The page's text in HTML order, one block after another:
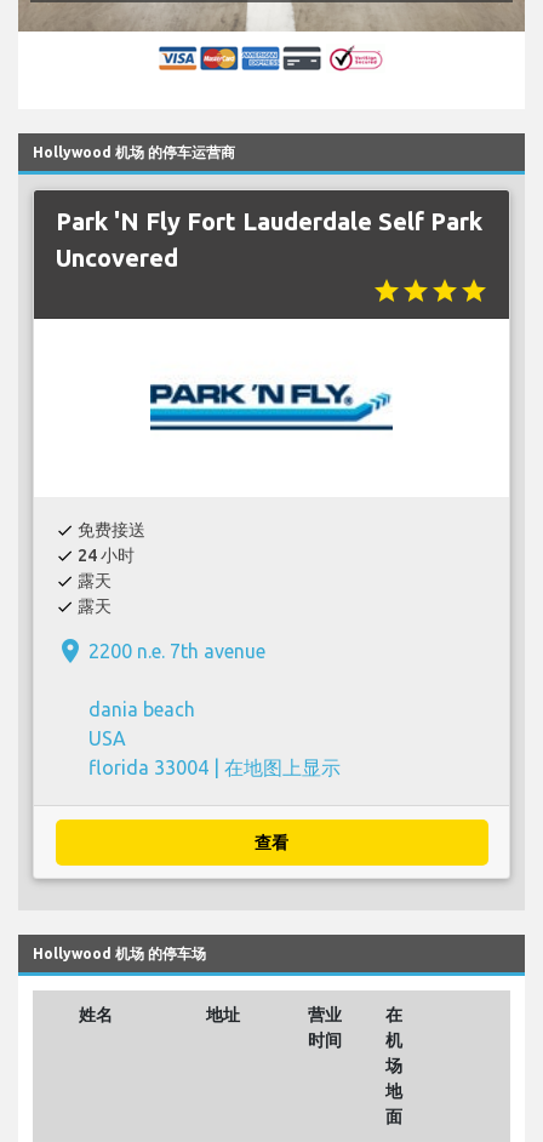
Hollywood 机场 的停车运营商
Park 'N Fly Fort Lauderdale Self Park
Uncovered
starstarstarstar
check 免费接送
check 24 小时
check 露天
check 露天
place 2200 n.e. 7th avenue
dania beach
USA
florida 33004 | 在地图上显示
查看
Hollywood 机场 的停车场
姓名 地址
营业
时间
在
机
场
地
面